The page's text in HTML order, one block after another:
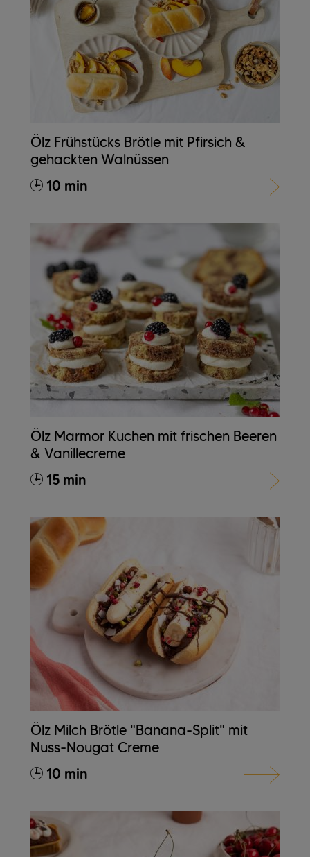
Ölz Frühstücks Brötle mit Pfirsich &
gehackten Walnüssen
10 min
Ölz Marmor Kuchen mit frischen Beeren
& Vanillecreme
15 min
Ölz Milch Brötle "Banana-Split" mit
Nuss-Nougat Creme
10 min